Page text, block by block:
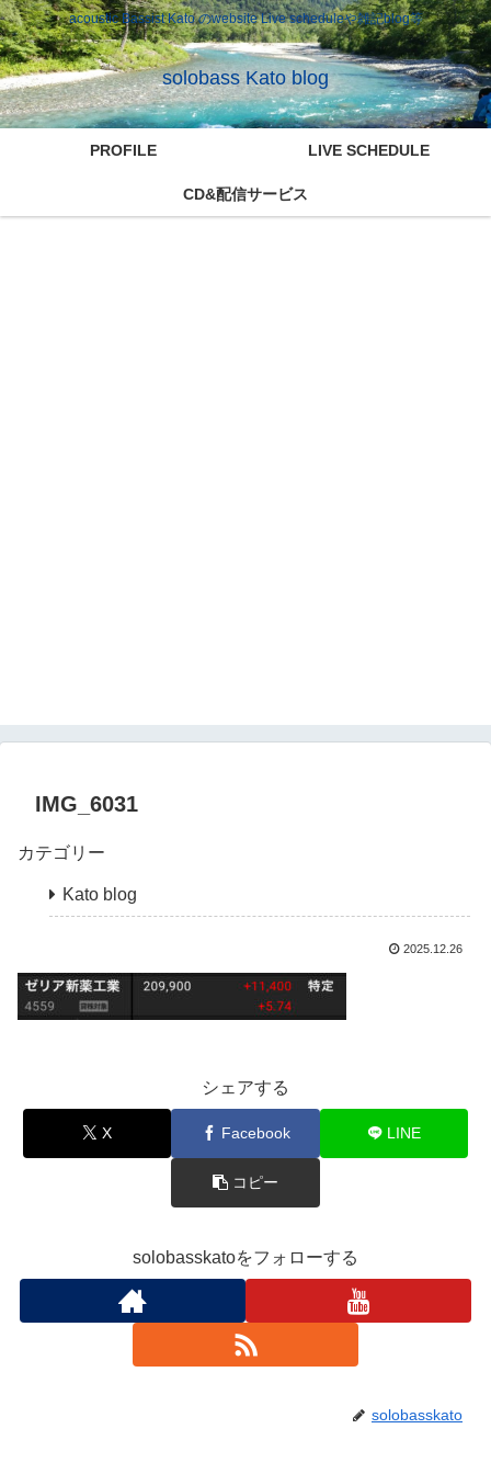
acoustic Bassist Kato のwebsite Live scheduleや雑記blog等
solobass Kato blog
PROFILE LIVE SCHEDULE
CD&配信サービス
IMG_6031
カテゴリー
Kato blog
2025.12.26
シェアする
X Facebook LINE
コピー
solobasskatoをフォローする
solobasskato